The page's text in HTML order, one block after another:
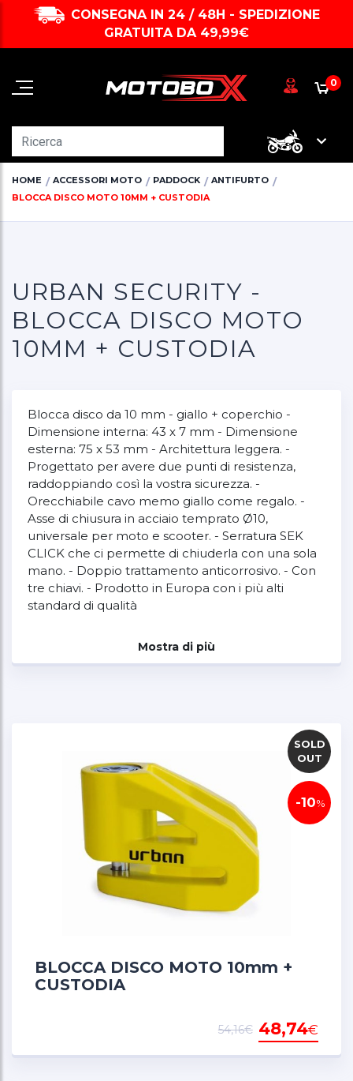
CONSEGNA IN 24 / 48H - SPEDIZIONE
GRATUITA DA 49,99€
0
HOME ACCESSORI MOTO PADDOCK
ANTIFURTO
BLOCCA DISCO MOTO 10MM + CUSTODIA
URBAN SECURITY -
BLOCCA DISCO MOTO
10MM + CUSTODIA
Blocca disco da 10 mm - giallo + coperchio -
Dimensione interna: 43 x 7 mm - Dimensione
esterna: 75 x 53 mm - Architettura leggera. -
Progettato per avere due punti di resistenza,
raddoppiando così la vostra sicurezza. -
Orecchiabile cavo memo giallo come regalo. -
Asse di chiusura in acciaio temprato Ø10,
universale per moto e scooter. - Serratura SEK
CLICK che ci permette di chiuderla con una sola
mano. - Doppio trattamento anticorrosivo. - Con
tre chiavi. - Prodotto in Europa con i più alti
standard di qualità
Mostra di più
BLOCCA DISCO MOTO 10mm +
CUSTODIA
48,74€
54,16€
SOLD
OUT
-10%